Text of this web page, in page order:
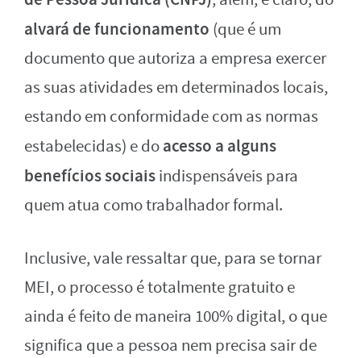
alvará de funcionamento (que é um
documento que autoriza a empresa exercer
as suas atividades em determinados locais,
estando em conformidade com as normas
estabelecidas) e doacesso a alguns
benefícios sociaisindispensáveis para
quem atua como trabalhador formal.
Inclusive, vale ressaltar que, para se tornar
MEI, o processo é totalmente gratuito e
ainda é feito de maneira 100% digital, o que
significa que a pessoa nem precisa sair de